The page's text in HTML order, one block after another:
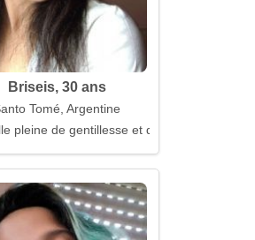
Briseis, 30 ans
Tomé, Argentine
pleine de gentillesse et de tendresse